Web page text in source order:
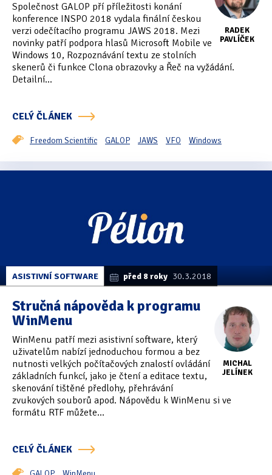
RADEK
PAVLÍČEK
Společnost GALOP pří příležitosti konání
konference INSPO 2018 vydala finální českou
verzi odečítacího programu JAWS 2018. Mezi
novinky patří podpora hlasů Microsoft Mobile ve
Windows 10, Rozpoznávání textu ze stolních
skenerů či funkce Clona obrazovky a Řeč na vyžádání.
Detailní...
CELÝ ČLÁNEK
Freedom Scientific GALOP JAWS VFO Windows
ASISTIVNÍ SOFTWARE před 8 roky 30.3.2018
MICHAL
JELÍNEK
Stručná nápověda k programu
WinMenu
WinMenu patří mezi asistivní software, který
uživatelům nabízí jednoduchou formou a bez
nutnosti velkých počítačových znalostí ovládání
základních funkcí, jako je čtení a editace textu,
skenování tištěné předlohy, přehrávání
zvukových souborů apod. Nápovědu k WinMenu si ve
formátu RTF můžete...
CELÝ ČLÁNEK